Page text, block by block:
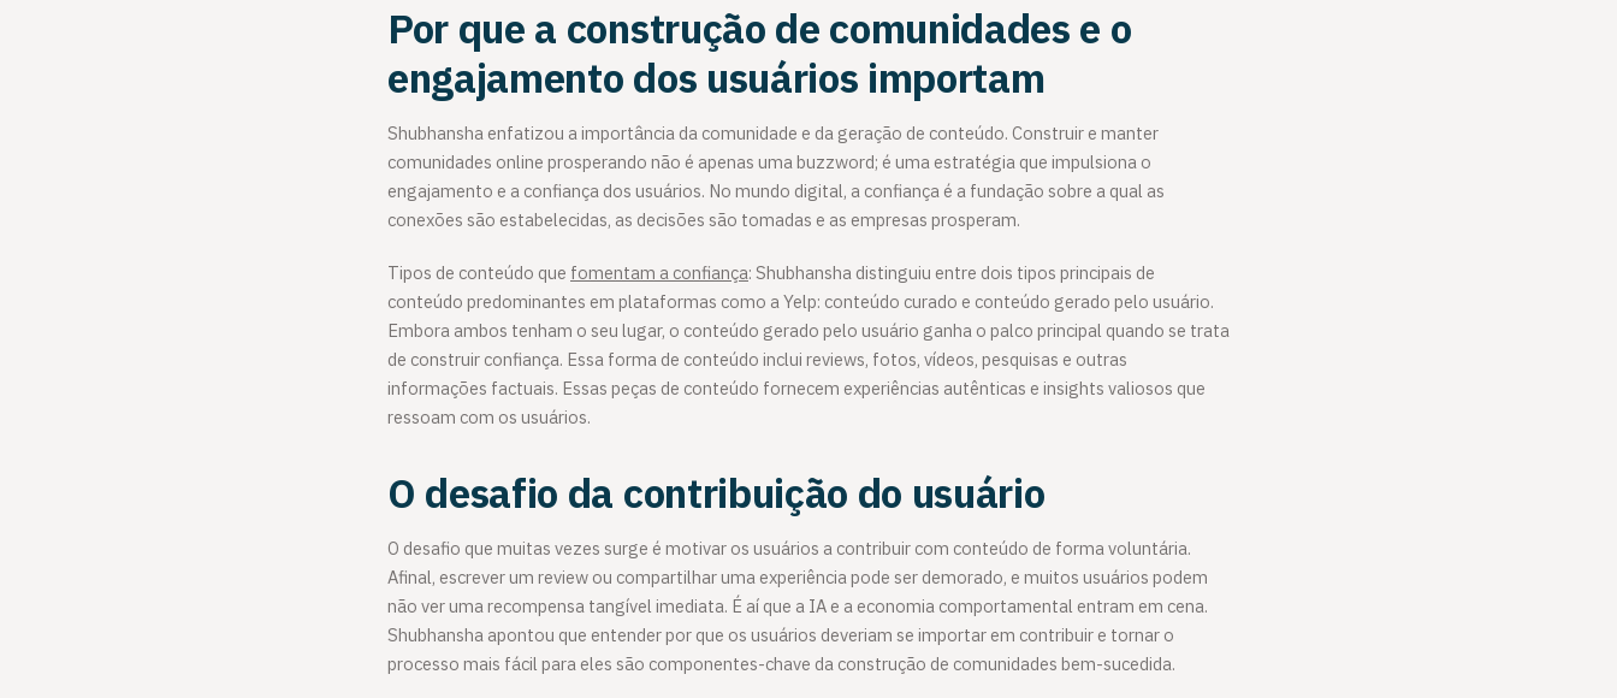
Por que a construção de comunidades e o
engajamento dos usuários importam
Shubhansha enfatizou a importância da comunidade e da geração de conteúdo. Construir e manter
comunidades online prosperando não é apenas uma buzzword; é uma estratégia que impulsiona o
engajamento e a confiança dos usuários. No mundo digital, a confiança é a fundação sobre a qual as
conexões são estabelecidas, as decisões são tomadas e as empresas prosperam.
Tipos de conteúdo que fomentam a confiança: Shubhansha distinguiu entre dois tipos principais de
conteúdo predominantes em plataformas como a Yelp: conteúdo curado e conteúdo gerado pelo usuário.
Embora ambos tenham o seu lugar, o conteúdo gerado pelo usuário ganha o palco principal quando se trata
de construir confiança. Essa forma de conteúdo inclui reviews, fotos, vídeos, pesquisas e outras
informações factuais. Essas peças de conteúdo fornecem experiências autênticas e insights valiosos que
ressoam com os usuários.
O desafio da contribuição do usuário
O desafio que muitas vezes surge é motivar os usuários a contribuir com conteúdo de forma voluntária.
Afinal, escrever um review ou compartilhar uma experiência pode ser demorado, e muitos usuários podem
não ver uma recompensa tangível imediata. É aí que a IA e a economia comportamental entram em cena.
Shubhansha apontou que entender por que os usuários deveriam se importar em contribuir e tornar o
processo mais fácil para eles são componentes-chave da construção de comunidades bem-sucedida.